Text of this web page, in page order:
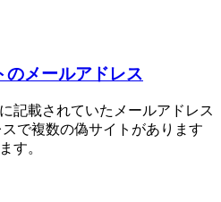
のメールアドレス
記載されていたメールアドレス
で複数の偽サイトがあります
す。